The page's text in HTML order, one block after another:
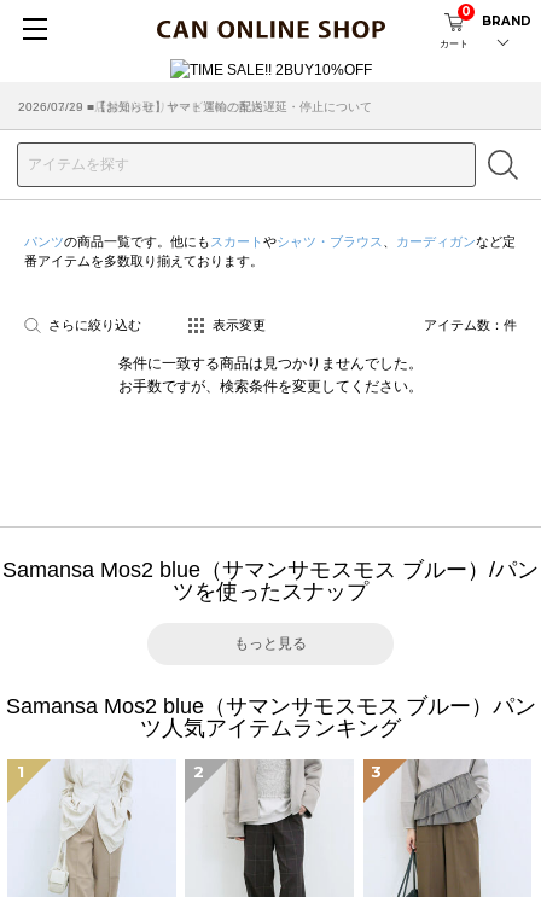
カート
0
BRAND
2026/07/29 ■【お知らせ】ヤマト運輸の配送遅延・停止について
2026/03/18 ■店舗受け取りサービスのご案内
パンツの商品一覧です。他にも スカート やシャツ・ブラウス カーディガンなど定
番アイテムを多数取り揃えております。
さらに絞り込む 表示変更 アイテム数： 件
条件に一致する商品は見つかりませんでした。
お手数ですが、検索条件を変更してください。
Samansa Mos2 blue（サマンサモスモス ブルー）/パン
ツを使ったスナップ
もっと見る
Samansa Mos2 blue（サマンサモスモス ブルー）パン
ツ人気アイテムランキング
1 2 3